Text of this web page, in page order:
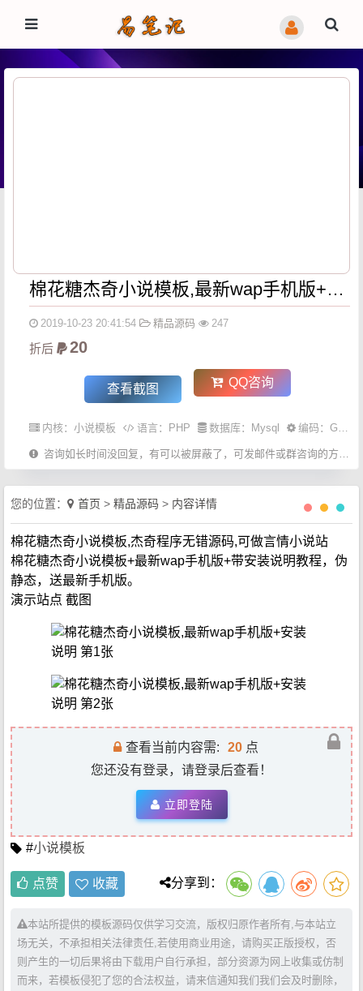
棉花糖杰奇小说模板,最新wap手机版+安装说明
2019-10-23 20:41:54 精品源码 247
折后 20
查看截图 QQ咨询
内核： 小说模板 语言： PHP 数据库：Mysql 编码：GBK
咨询如长时间没回复，有可以被屏蔽了，可发邮件或群咨询的方式。
您的位置： 首页 > 精品源码 > 内容详情
棉花糖杰奇小说模板,杰奇程序无错源码,可做言情小说站
棉花糖杰奇小说模板+最新wap手机版+带安装说明教程，伪
静态，送最新手机版。
演示站点 截图
查看当前内容需: 20点
您还没有登录，请登录后查看！
立即登陆
#小说模板
点赞 收藏 分享到：
本站所提供的模板源码仅供学习交流，版权归原作者所有,与本站立
场无关，不承担相关法律责任,若使用商业用途，请购买正版授权，否
则产生的一切后果将由下载用户自行承担，部分资源为网上收集或仿制
而来，若模板侵犯了您的合法权益，请来信通知我们我们会及时删除，